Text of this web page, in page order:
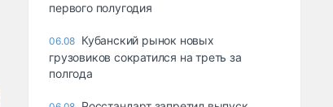
первого полугодия
06.08 Кубанский рынок новых
грузовиков сократился на треть за
полгода